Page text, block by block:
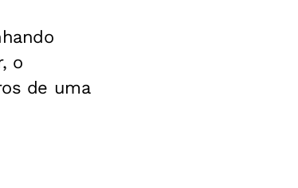
o
de uma